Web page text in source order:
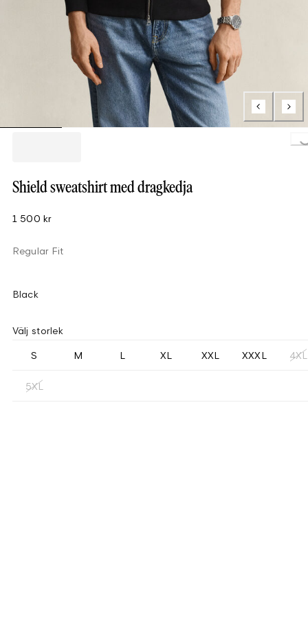
Shield sweatshirt med dragkedja
1 500 kr
Regular Fit
Black
Välj storlek
S M L XL XXL XXXL 4XL
5XL